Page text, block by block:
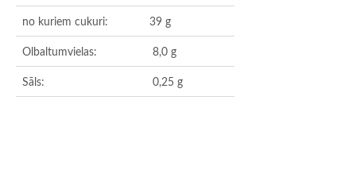
no kuriem cukuri:
39 g
Olbaltumvielas:
8,0 g
Sāls:
0,25 g